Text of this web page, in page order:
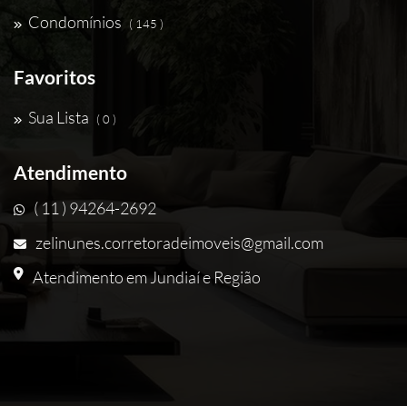
Condomínios ( 145 )
Favoritos
Sua Lista ( 0 )
Atendimento
( 11 ) 94264-2692
zelinunes.corretoradeimoveis@gmail.com
Atendimento em Jundiaí e Região